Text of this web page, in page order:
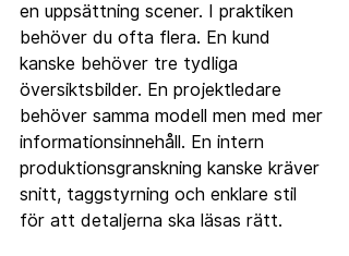
en uppsättning scener. I praktiken
behöver du ofta flera. En kund
kanske behöver tre tydliga
översiktsbilder. En projektledare
behöver samma modell men med mer
informationsinnehåll. En intern
produktionsgranskning kanske kräver
snitt, taggstyrning och enklare stil
för att detaljerna ska läsas rätt.